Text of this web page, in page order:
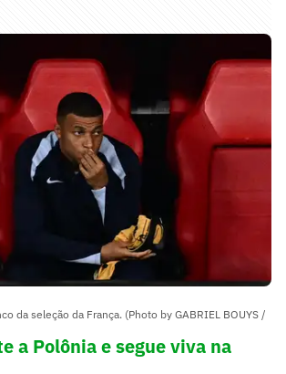
da seleção da França. (Photo by GABRIEL BOUYS /
a Polônia e segue viva na